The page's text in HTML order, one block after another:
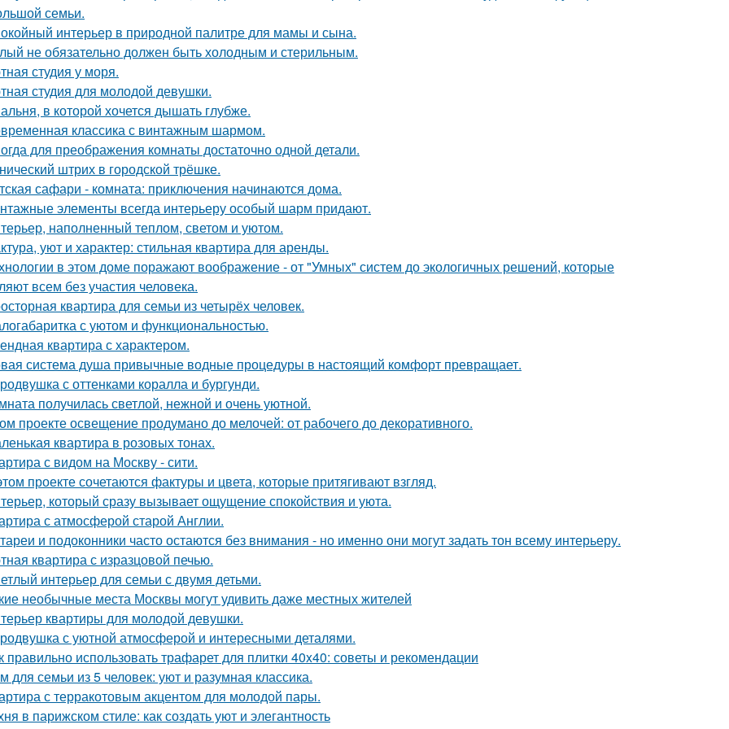
семьи.
интерьер в природной палитре для мамы и сына.
не обязательно должен быть холодным и стерильным.
студия у моря.
студия для молодой девушки.
в которой хочется дышать глубже.
классика с винтажным шармом.
для преображения комнаты достаточно одной детали.
штрих в городской трёшке.
сафари - комната: приключения начинаются дома.
элементы всегда интерьеру особый шарм придают.
наполненный теплом, светом и уютом.
уют и характер: стильная квартира для аренды.
в этом доме поражают воображение - от "Умных" систем до экологичных решений, которые
всем без участия человека.
квартира для семьи из четырёх человек.
с уютом и функциональностью.
квартира с характером.
система душа привычные водные процедуры в настоящий комфорт превращает.
с оттенками коралла и бургунди.
получилась светлой, нежной и очень уютной.
проекте освещение продумано до мелочей: от рабочего до декоративного.
квартира в розовых тонах.
с видом на Москву - сити.
проекте сочетаются фактуры и цвета, которые притягивают взгляд.
который сразу вызывает ощущение спокойствия и уюта.
с атмосферой старой Англии.
и подоконники часто остаются без внимания - но именно они могут задать тон всему интерьеру.
квартира с изразцовой печью.
интерьер для семьи с двумя детьми.
необычные места Москвы могут удивить даже местных жителей
квартиры для молодой девушки.
с уютной атмосферой и интересными деталями.
правильно использовать трафарет для плитки 40x40: советы и рекомендации
для семьи из 5 человек: уют и разумная классика.
с терракотовым акцентом для молодой пары.
в парижском стиле: как создать уют и элегантность